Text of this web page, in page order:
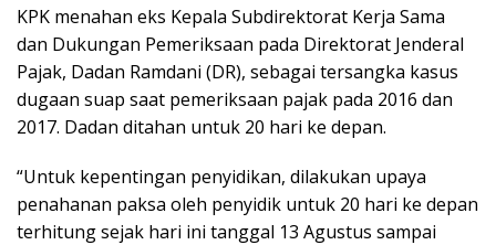
KPK menahan eks Kepala Subdirektorat Kerja Sama
dan Dukungan Pemeriksaan pada Direktorat Jenderal
Pajak, Dadan Ramdani (DR), sebagai tersangka kasus
dugaan suap saat pemeriksaan pajak pada 2016 dan
2017. Dadan ditahan untuk 20 hari ke depan.
“Untuk kepentingan penyidikan, dilakukan upaya
penahanan paksa oleh penyidik untuk 20 hari ke depan
terhitung sejak hari ini tanggal 13 Agustus sampai